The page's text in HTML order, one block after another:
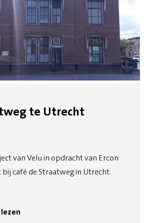
te Utrecht
van Velu in opdracht van Ercon
café de Straatweg in Utrecht.